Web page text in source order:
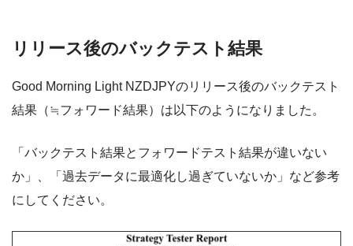
リリース後のバックテスト結果
Good Morning Light NZDJPYのリリース後のバックテスト
結果（≒フォワード結果）は以下のようになりました。
「バックテスト結果とフォワードテスト結果が違いない
か」、「過去データに最適化し過ぎていないか」など参考
にしてください。